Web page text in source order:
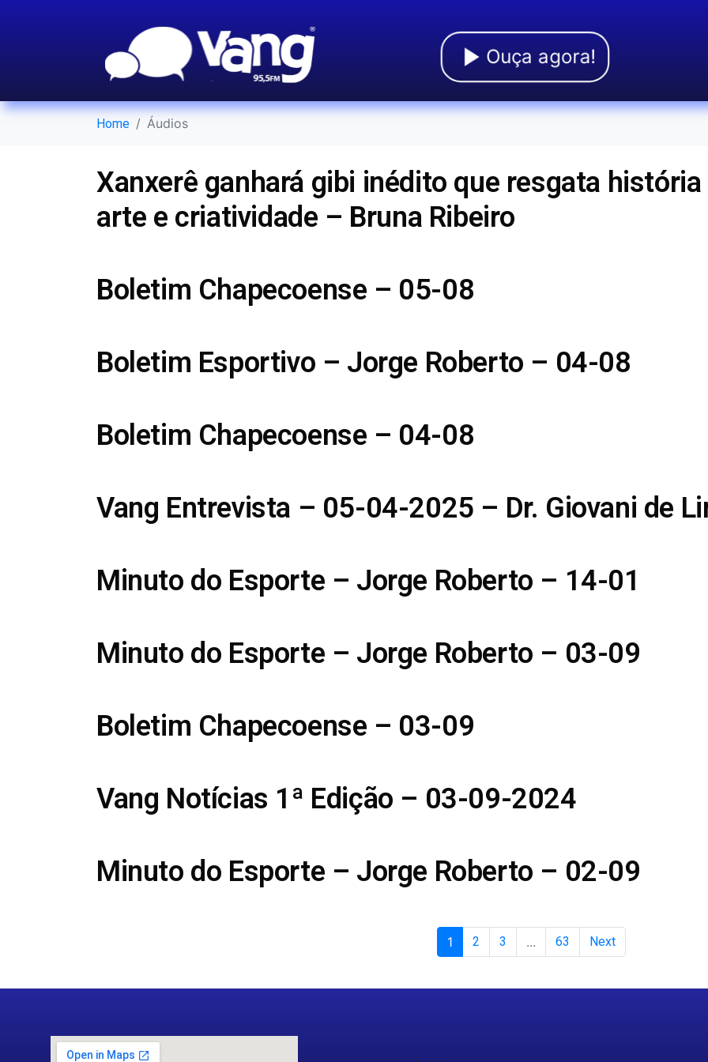
Ouça agora!
Home Áudios
Xanxerê ganhará gibi inédito que resgata
arte e criatividade – Bruna Ribeiro
Boletim Chapecoense – 05-08
Boletim Esportivo – Jorge Roberto – 04-08
Boletim Chapecoense – 04-08
Vang Entrevista – 05-04-2025 – Dr. Giovani de
Minuto do Esporte – Jorge Roberto – 14-01
Minuto do Esporte – Jorge Roberto – 03-09
Boletim Chapecoense – 03-09
Vang Notícias 1ª Edição – 03-09-2024
Minuto do Esporte – Jorge Roberto – 02-09
1 2 3 ... 63 Next